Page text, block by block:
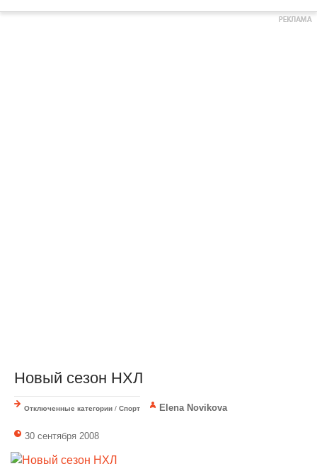
Новый сезон НХЛ
Отключенные категории / Спорт Elena Novikova
30 сентября 2008